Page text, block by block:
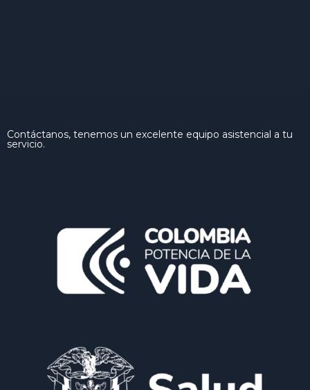
Contáctanos, tenemos un excelente equipo asistencial a tu
servicio.